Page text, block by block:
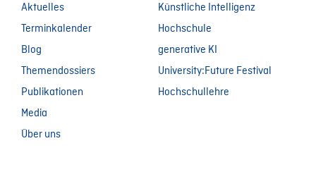
Aktuelles
Terminkalender
Blog
Themendossiers
Publikationen
Media
Über uns
Künstliche Intelligenz
Hochschule
generative KI
University:Future Festival
Hochschullehre